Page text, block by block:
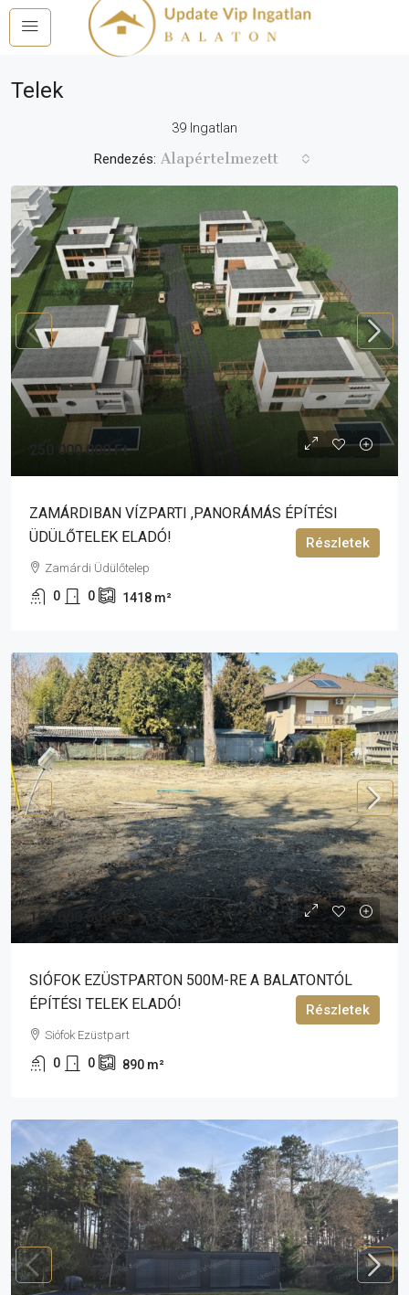
Telek
39 Ingatlan
Rendezés: Alapértelmezett
250 000 000 Ft
ZAMÁRDIBAN VÍZPARTI ,PANORÁMÁS ÉPÍTÉSI
ÜDÜLŐTELEK ELADÓ!
Zamárdi Üdülőtelep
0 0 1418 m²
Részletek
164 000 000 Ft
SIÓFOK EZÜSTPARTON 500M-RE A BALATONTÓL
ÉPÍTÉSI TELEK ELADÓ!
Siófok Ezüstpart
0 0 890 m²
Részletek